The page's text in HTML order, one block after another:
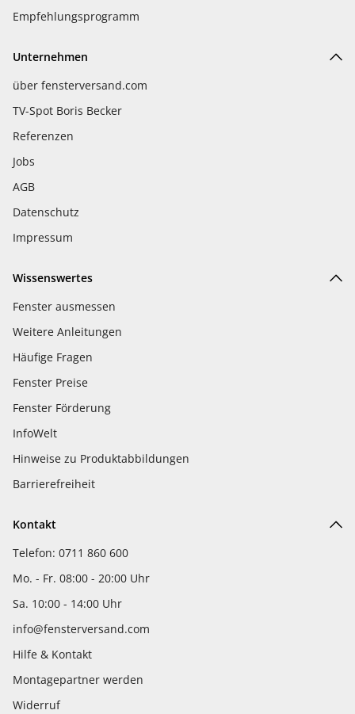
Empfehlungsprogramm
Unternehmen
über fensterversand.com
TV-Spot Boris Becker
Referenzen
Jobs
AGB
Datenschutz
Impressum
Wissenswertes
Fenster ausmessen
Weitere Anleitungen
Häufige Fragen
Fenster Preise
Fenster Förderung
InfoWelt
Hinweise zu Produktabbildungen
Barrierefreiheit
Kontakt
Telefon: 0711 860 600
Mo. - Fr. 08:00 - 20:00 Uhr
Sa. 10:00 - 14:00 Uhr
info@fensterversand.com
Hilfe & Kontakt
Montagepartner werden
Widerruf